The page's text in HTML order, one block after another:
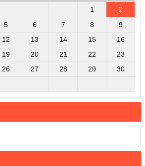
1
2
5 6 7 8
9
12 13 14 15
16
19 20 21 22
23
26 27 28 29
30